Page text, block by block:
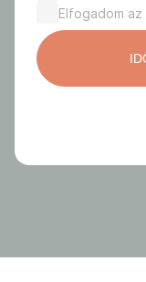
Elfogadom az